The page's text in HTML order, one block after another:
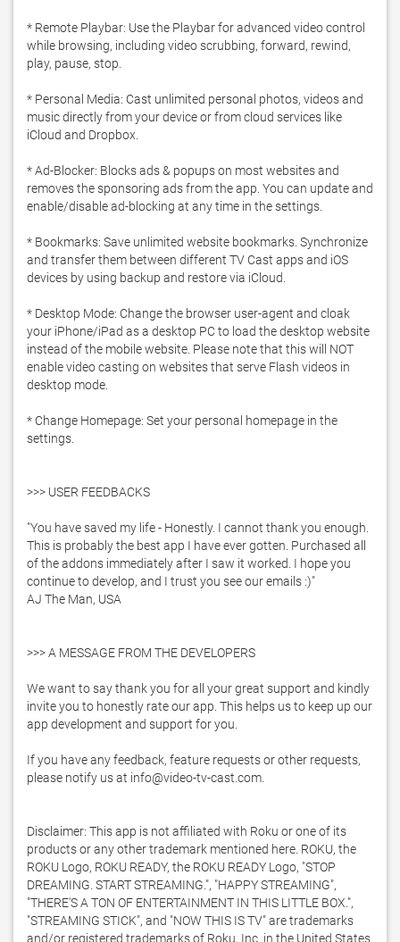
* Remote Playbar: Use the Playbar for advanced video control
while browsing, including video scrubbing, forward, rewind,
play, pause, stop.
* Personal Media: Cast unlimited personal photos, videos and
music directly from your device or from cloud services like
iCloud and Dropbox.
* Ad-Blocker: Blocks ads & popups on most websites and
removes the sponsoring ads from the app. You can update and
enable/disable ad-blocking at any time in the settings.
* Bookmarks: Save unlimited website bookmarks. Synchronize
and transfer them between different TV Cast apps and iOS
devices by using backup and restore via iCloud.
* Desktop Mode: Change the browser user-agent and cloak
your iPhone/iPad as a desktop PC to load the desktop website
instead of the mobile website. Please note that this will NOT
enable video casting on websites that serve Flash videos in
desktop mode.
* Change Homepage: Set your personal homepage in the
settings.
>>> USER FEEDBACKS
"You have saved my life - Honestly. I cannot thank you enough.
This is probably the best app I have ever gotten. Purchased all
of the addons immediately after I saw it worked. I hope you
continue to develop, and I trust you see our emails :)"
AJ The Man, USA
>>> A MESSAGE FROM THE DEVELOPERS
We want to say thank you for all your great support and kindly
invite you to honestly rate our app. This helps us to keep up our
app development and support for you.
If you have any feedback, feature requests or other requests,
please notify us at info@video-tv-cast.com.
Disclaimer: This app is not affiliated with Roku or one of its
products or any other trademark mentioned here. ROKU, the
ROKU Logo, ROKU READY, the ROKU READY Logo, "STOP
DREAMING. START STREAMING.", "HAPPY STREAMING",
"THERE'S A TON OF ENTERTAINMENT IN THIS LITTLE BOX.",
"STREAMING STICK", and "NOW THIS IS TV" are trademarks
and/or registered trademarks of Roku, Inc. in the United States